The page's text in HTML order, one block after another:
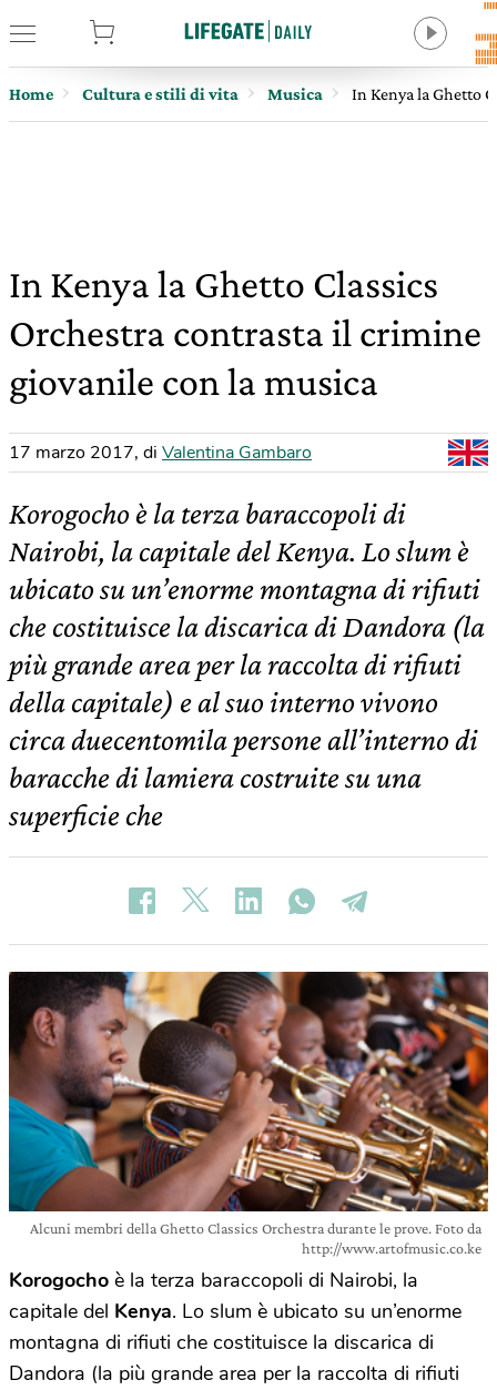
Home Cultura e stili di vita Musica In Kenya la Ghetto
In Kenya la Ghetto Classics
Orchestra contrasta il crimine
giovanile con la musica
17 marzo 2017, di Valentina Gambaro
Korogocho è la terza baraccopoli di
Nairobi, la capitale del Kenya. Lo slum è
ubicato su un’enorme montagna di rifiuti
che costituisce la discarica di Dandora (la
più grande area per la raccolta di rifiuti
della capitale) e al suo interno vivono
circa duecentomila persone all’interno di
baracche di lamiera costruite su una
superficie che
Alcuni membri della Ghetto Classics Orchestra durante le prove. Foto da
http://www.artofmusic.co.ke
Korogocho è la terza baraccopoli di Nairobi, la
capitale del Kenya. Lo slum è ubicato su un’enorme
montagna di rifiuti che costituisce la discarica di
Dandora (la più grande area per la raccolta di rifiuti